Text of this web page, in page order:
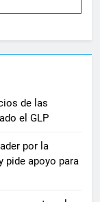
de las
el GLP
por la
pide apoyo para